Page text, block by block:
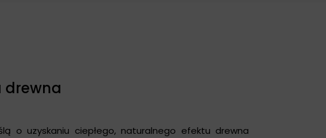
drewna
o uzyskaniu ciepłego, naturalnego efektu drewna